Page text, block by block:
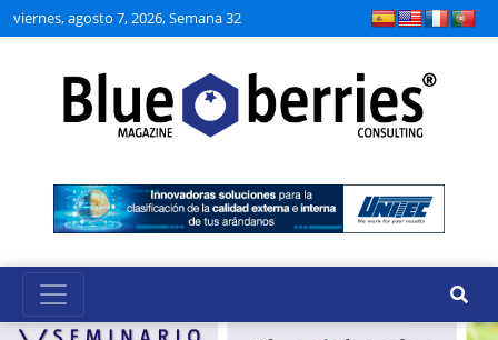
viernes, agosto 7, 2026, Semana 32